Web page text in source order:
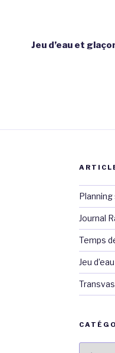
Jeu d’eau et
Journal
Temps
Jeu